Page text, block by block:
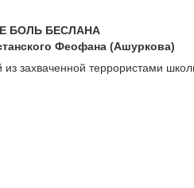
БОЛЬ БЕСЛАНА
Феофана (Ашуркова)
захваченной террористами